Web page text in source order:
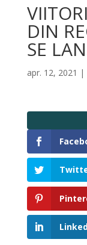
DIN
SE
apr. 12, 2021 |